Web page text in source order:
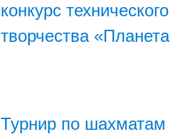
конкурс технического
творчества «Планета
Турнир по шахматам